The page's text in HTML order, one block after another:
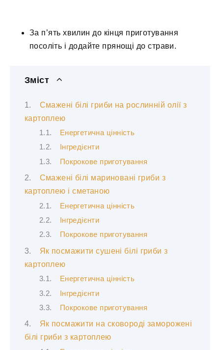
За п’ять хвилин до кінця приготування
посоліть і додайте прянощі до страви.
Зміст
Смажені білі гриби на рослинній олії з
картоплею
Енергетична цінність
Інгредієнти
Покрокове приготування
Смажені білі мариновані гриби з
картоплею і сметаною
Енергетична цінність
Інгредієнти
Покрокове приготування
Як посмажити сушені білі гриби з
картоплею
Енергетична цінність
Інгредієнти
Покрокове приготування
Як посмажити на сковороді заморожені
білі гриби з картоплею